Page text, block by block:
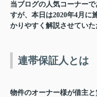
当ブログの人気コーナー
すが、本日は2020年4月に
かりやすく解説させていた
連帯保証人とは
物件のオーナー様が借主